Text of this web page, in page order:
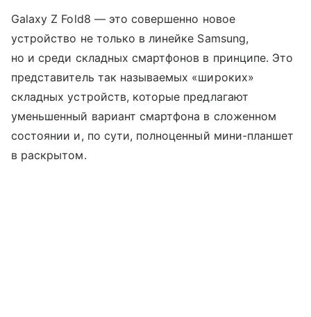
Galaxy Z Fold8 — это совершенно новое
устройство не только в линейке Samsung,
но и среди складных смартфонов в принципе. Это
представитель так называемых «широких»
складных устройств, которые предлагают
уменьшенный вариант смартфона в сложенном
состоянии и, по сути, полноценный мини-планшет
в раскрытом.